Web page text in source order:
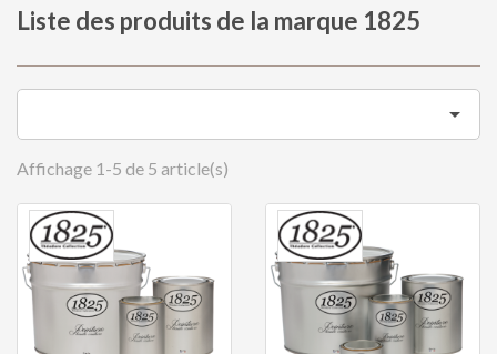
Liste des produits de la marque 1825

Affichage 1-5 de 5 article(s)